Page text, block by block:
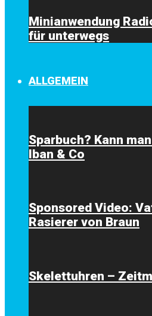
Minianwendung
für unterwegs
ALLGEMEIN
Sparbuch? Kann
Iban & Co
Sponsored Video:
Rasierer von Braun
Skelettuhren –